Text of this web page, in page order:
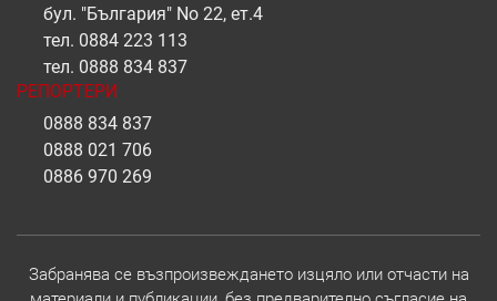
бул. "България" No 22, ет.4
тел. 0884 223 113
тел. 0888 834 837
РЕПОРТЕРИ
0888 834 837
0888 021 706
0886 970 269
Забранява се възпроизвеждането изцяло или отчасти на